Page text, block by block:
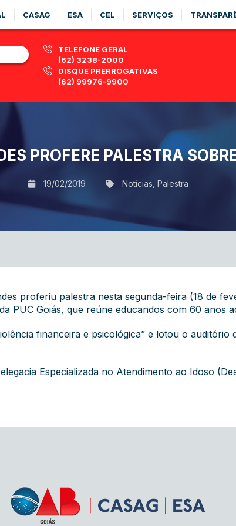
CASAG ESA CEL SERVIÇOS
TELEFONE GERAL
(62) 3238-2000
DISQUE PRERROGATIVAS
(62) 99976-9900
PROFERE PALESTRA
19/02/2019 Notícias Palestra
proferiu palestra nesta segunda-feira (18 de
PUC Goiás, que reúne educandos com 60 anos
financeira e psicológica” e lotou o auditório
Especializada no Atendimento ao Idoso